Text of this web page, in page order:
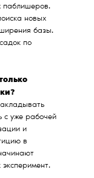
паблишеров.
новых
базы.
по
с уже рабочей
и
в
эксперимент.